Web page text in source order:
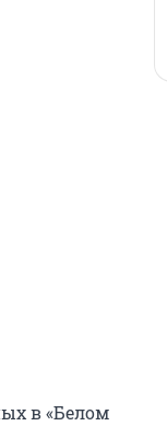
в «Белом